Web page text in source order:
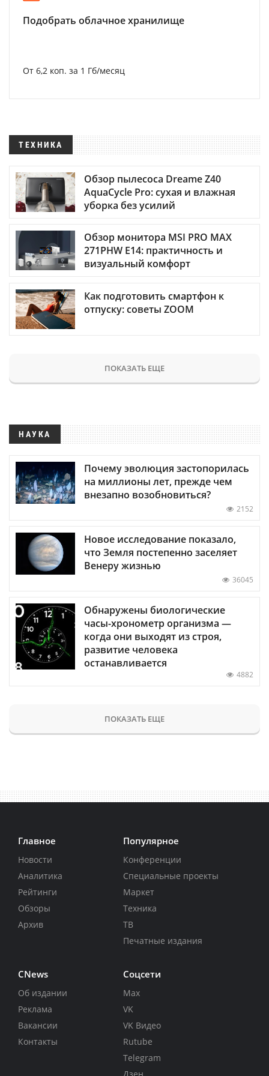
Подобрать облачное хранилище
От 6,2 коп. за 1 Гб/месяц
ТЕХНИКА
Обзор пылесоса Dreame Z40
AquaCycle Pro: сухая и влажная
уборка без усилий
Обзор монитора MSI PRO MAX
271PHW E14: практичность и
визуальный комфорт
Как подготовить смартфон к
отпуску: советы ZOOM
ПОКАЗАТЬ ЕЩЕ
НАУКА
Почему эволюция застопорилась
на миллионы лет, прежде чем
внезапно возобновиться?
2152
Новое исследование показало,
что Земля постепенно заселяет
Венеру жизнью
36045
Обнаружены биологические
часы-хронометр организма —
когда они выходят из строя,
развитие человека
останавливается
4882
ПОКАЗАТЬ ЕЩЕ
Главное
Новости
Аналитика
Рейтинги
Обзоры
Архив
Популярное
Конференции
Специальные проекты
Маркет
Техника
ТВ
Печатные издания
CNews
Об издании
Реклама
Вакансии
Контакты
Соцсети
Max
VK
VK Видео
Rutube
Telegram